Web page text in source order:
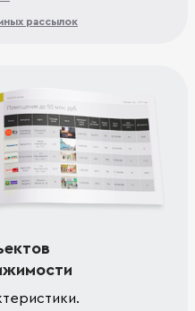
рассылок